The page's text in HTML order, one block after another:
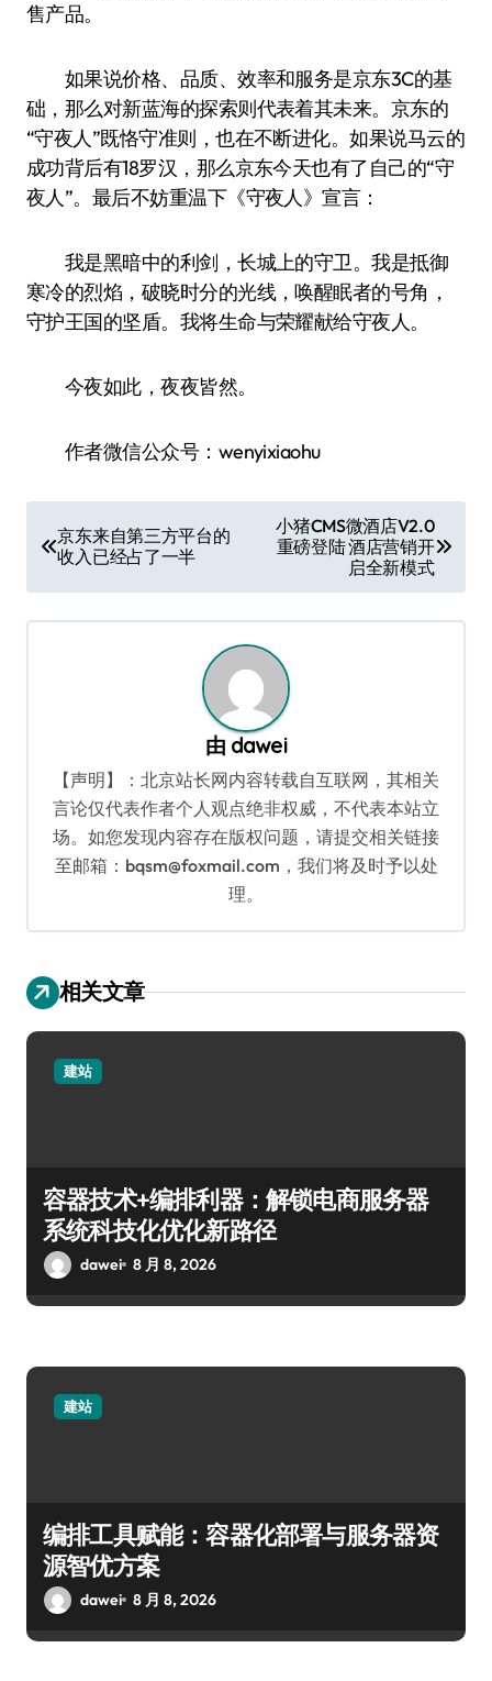
售产品。
如果说价格、品质、效率和服务是京东3C的基
础，那么对新蓝海的探索则代表着其未来。京东的
“守夜人”既恪守准则，也在不断进化。如果说马云的
成功背后有18罗汉，那么京东今天也有了自己的“守
夜人”。最后不妨重温下《守夜人》宣言：
我是黑暗中的利剑，长城上的守卫。我是抵御
寒冷的烈焰，破晓时分的光线，唤醒眠者的号角，
守护王国的坚盾。我将生命与荣耀献给守夜人。
今夜如此，夜夜皆然。
作者微信公众号：wenyixiaohu
章
导
航
京东来自第三方平台的
收入已经占了一半
小猪CMS微酒店V2.0
重磅登陆 酒店营销开
启全新模式
由 dawei
【声明】：北京站长网内容转载自互联网，其相关
言论仅代表作者个人观点绝非权威，不代表本站立
场。如您发现内容存在版权问题，请提交相关链接
至邮箱：bqsm@foxmail.com，我们将及时予以处
理。
相关文章
建站
容器技术+编排利器：解锁电商服务器
系统科技化优化新路径
dawei 8 月 8, 2026
建站
编排工具赋能：容器化部署与服务器资
源智优方案
dawei 8 月 8, 2026